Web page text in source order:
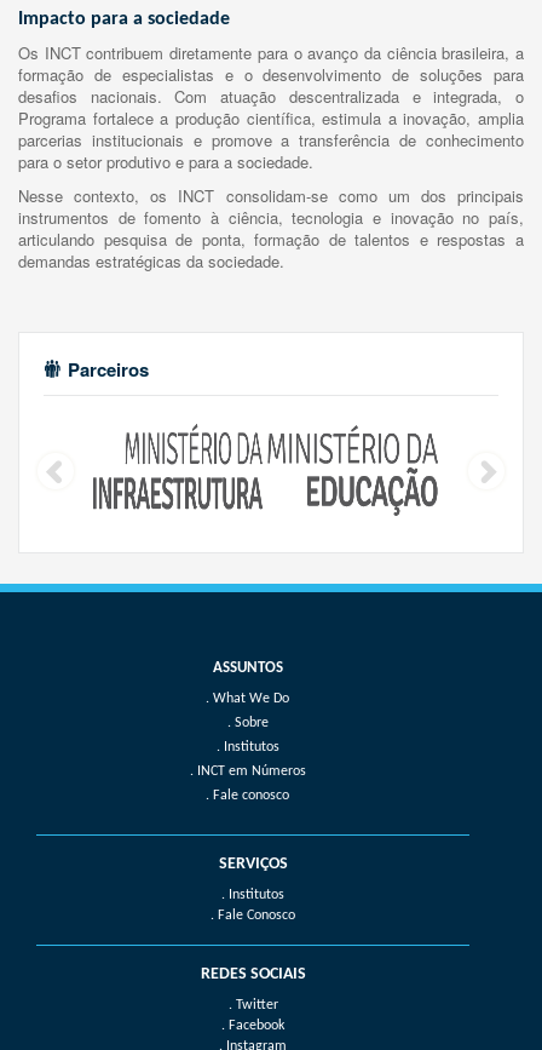
Impacto para a sociedade
Os INCT contribuem diretamente para o avanço da ciência brasileira, a
formação de especialistas e o desenvolvimento de soluções para
desafios nacionais. Com atuação descentralizada e integrada, o
Programa fortalece a produção científica, estimula a inovação, amplia
parcerias institucionais e promove a transferência de conhecimento
para o setor produtivo e para a sociedade.
Nesse contexto, os INCT consolidam-se como um dos principais
instrumentos de fomento à ciência, tecnologia e inovação no país,
articulando pesquisa de ponta, formação de talentos e respostas a
demandas estratégicas da sociedade.
Parceiros
What We Do
Sobre
Institutos
INCT em Números
Fale conosco
SERVIÇOS
. Institutos
. Fale Conosco
REDES SOCIAIS
. Twitter
. Facebook
. Instagram